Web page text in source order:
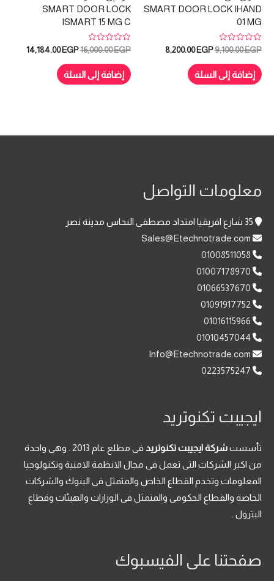
SMART DOOR LOCK IHAND
01 MG
تم
من
5
9,100.00EGP
السعر
هو:
9,100.00 EGP.
8,200.00 EGP
إضافة إلى السلة
SMART DOOR LOCK
ISMART 15 MG C
تم
من
5
16,000.00EGP
السعر
هو:
16,000.00 EGP.
14,184.00 EGP
السعر
إضافة إلى السلة
معلومات التواصل
01008511058
01007178970
01066537670
01091917752
01016115966
01010457044
0223575247
ايجيبت تكنوتريد
تأسستشركة ايجيبت تكنوتريد
فى مطلع عام 2013 . وهى واحدة
من اكبر الشركات التى تعمل فى مجال الانظمة الامنية وتكنولوجيا
المعلومات وتخدم القطاع الخاص والمتمثل فى البنوك والشركات
الخاصة والقطاع الحكومى والمتمثل فى الوزارات والهيئات وقطاع
البترول .
صفحتنا على الفيسبوك